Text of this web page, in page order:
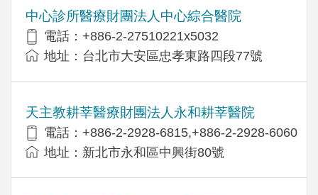
中心診所醫療財團法人中心綜合醫院
電話：+886-2-27510221x5032
地址：台北市大安區忠孝東路四段77號
天主教耕莘醫療財團法人永和耕莘醫院
電話：+886-2-2928-6815,+886-2-2928-6060
地址：新北市永和區中興街80號